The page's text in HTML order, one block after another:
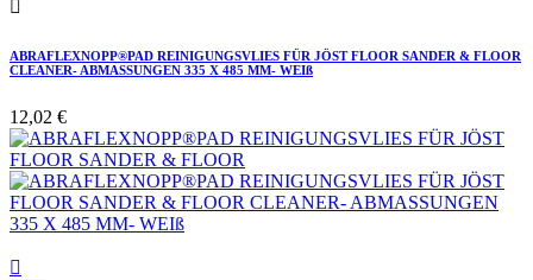

ABRAFLEXNOPP®PAD REINIGUNGSVLIES FÜR JÖST FLOOR SANDER & FLOOR
CLEANER- ABMASSUNGEN 335 X 485 MM- WEIß
12,02 €
